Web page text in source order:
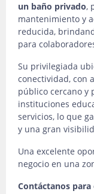
un baño privado,
mantenimiento y
reducida,
para
Su privilegiada
conectividad, con
público cercano y
instituciones
servicios, lo que
y una gran
Una excelente
negocio en una
Contáctanos